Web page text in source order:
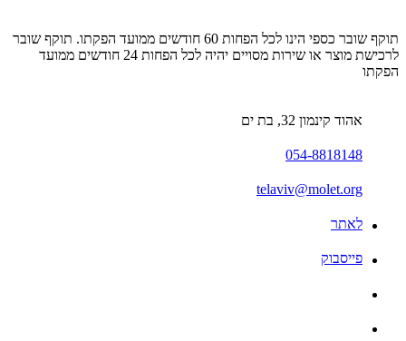
תוקף שובר כספי הינו לכל הפחות 60 חודשים ממועד הפקתו. תוקף שובר
לרכישת מוצר או שירות מסויים יהיה לכל הפחות 24 חודשים ממועד
הפקתו
אהוד קינמון 32, בת ים
054-8818148
telaviv@molet.org
לאתר
פייסבוק